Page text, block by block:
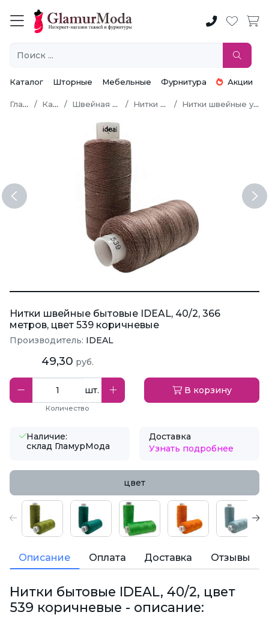
Каталог Шторные Мебельные Фурнитура Акции
Главная Каталог Швейная фурнитура Нитки швейные Нитки швейные универсальные
Previous
Нитки швейные бытовые IDEAL, 40/2, 366
метров, цвет 539 коричневые
Производитель: IDEAL
49,30 руб.
шт.
Количество
В корзину
Наличие:
склад ГламурМода
Доставка
Узнать подробнее
цвет
Описание Оплата Доставка Отзывы
Нитки бытовые IDEAL, 40/2, цвет
539 коричневые - описание: